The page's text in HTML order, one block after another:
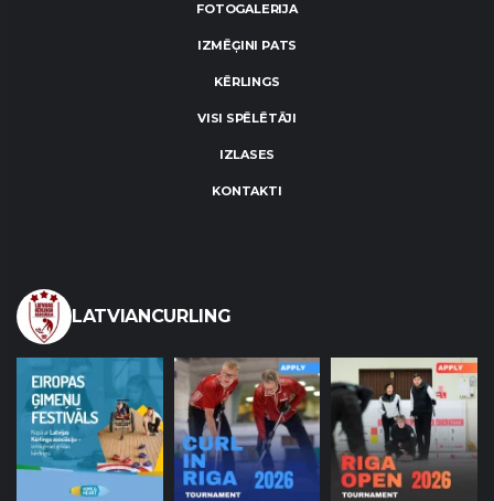
FOTOGALERIJA
IZMĒĢINI PATS
KĒRLINGS
VISI SPĒLĒTĀJI
IZLASES
KONTAKTI
LATVIANCURLING